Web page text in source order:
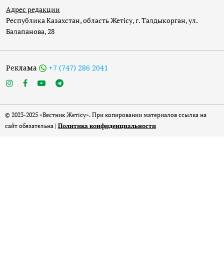
Адрес редакции
Республика Казахстан, область Жетісу, г. Талдыкорган, ул.
Балапанова, 28
Реклама +7 (747) 286 2041
© 2023-2025 «Вестник Жетісу». При копировании материалов ссылка на
сайт обязательна | Политика конфиденциальности